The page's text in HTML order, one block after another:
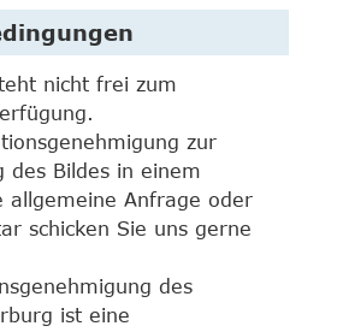
nicht frei zum
zur
des Bildes in einem
allgemeine Anfrage oder
schicken Sie uns gerne
des
ist eine